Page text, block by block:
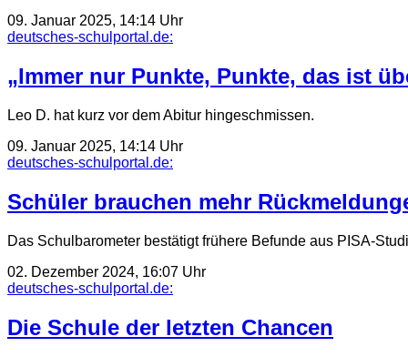
09. Januar 2025, 14:14 Uhr
deutsches-schulportal.de:
„Immer nur Punkte, Punkte, das ist
Leo D. hat kurz vor dem Abitur hingeschmissen.
09. Januar 2025, 14:14 Uhr
deutsches-schulportal.de:
Schüler brauchen mehr
Das Schulbarometer bestätigt frühere Befunde aus PISA-
02. Dezember 2024, 16:07 Uhr
deutsches-schulportal.de:
Die Schule der letzten Chancen